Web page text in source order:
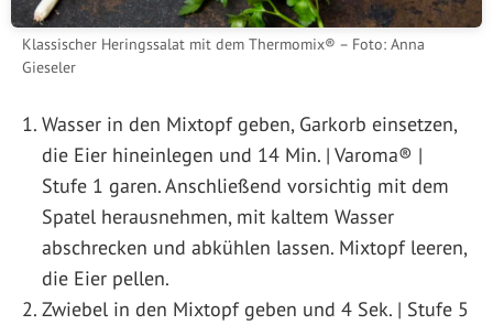
Klassischer Heringssalat mit dem Thermomix® – Foto: Anna
Gieseler
Wasser in den Mixtopf geben, Garkorb einsetzen,
die Eier hineinlegen und 14 Min. | Varoma® |
Stufe 1 garen. Anschließend vorsichtig mit dem
Spatel herausnehmen, mit kaltem Wasser
abschrecken und abkühlen lassen. Mixtopf leeren,
die Eier pellen.
Zwiebel in den Mixtopf geben und 4 Sek. | Stufe 5